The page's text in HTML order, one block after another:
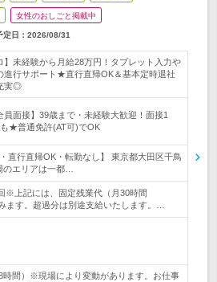
女性のおしごと掲載中
定日： 2026/08/31
】未経験から月給28万円！タブレット入力や
進行サポート★直行直帰OK＆基本定時退社
実◎
員面接】39歳まで・未経験大歓迎！面接1
★普通免許(AT可)でOK
直行直帰OK・転勤なし】 東京都大田区千鳥
エリアは一都…
※上記には、固定残業代（月30時間
ます。超過分は別途支給いたします。…
時間）※現場により変動があります。お仕事